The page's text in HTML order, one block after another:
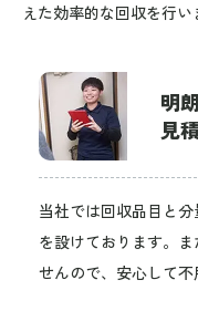
えた効率的な回収を行い
明
見
当社では回収品目と
を設けております。
せんので、安心して不